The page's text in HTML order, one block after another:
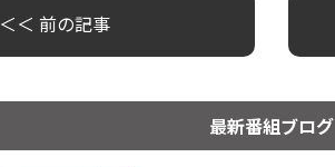
＜＜ 前の記事
最新番組ブログ